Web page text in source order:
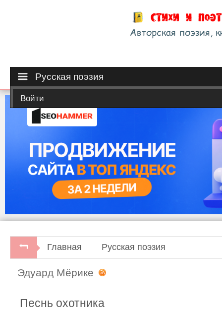
Русская поэзия
Войти
Главная Русская поэзия
Эдуард Мёрике
Песнь охотника